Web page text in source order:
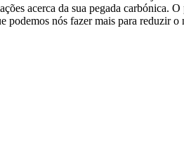
acerca da sua pegada carbónica.
podemos nós fazer mais para reduzir